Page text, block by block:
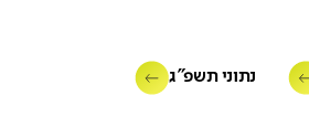
נתוני תשפ"ג